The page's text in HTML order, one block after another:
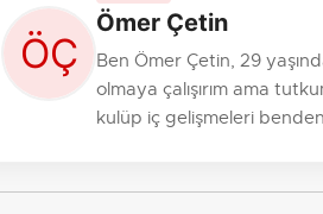
Ömer Çetin
Ben Ömer Çetin, 29
olmaya çalışırım ama
kulüp iç gelişmeleri